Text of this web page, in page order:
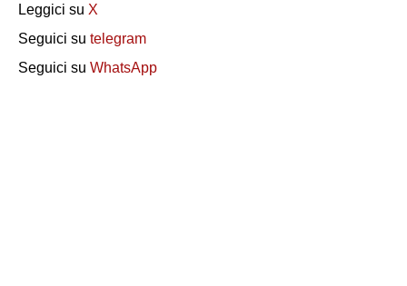
Leggici su X
Seguici su telegram
Seguici su WhatsApp